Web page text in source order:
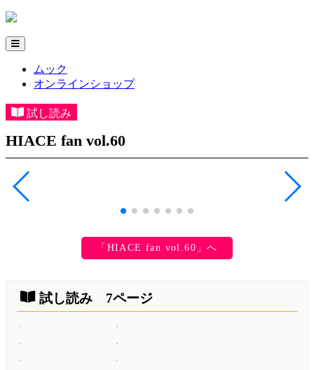
ムック
オンラインショップ
試し読み
HIACE fan vol.60
「HIACE fan vol.60」へ
試し読み 7ページ